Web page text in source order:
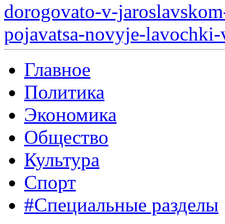
dorogovato-v-
pojavatsa-novyje-
Главное
Политика
Экономика
Общество
Культура
Спорт
#Специальные разделы